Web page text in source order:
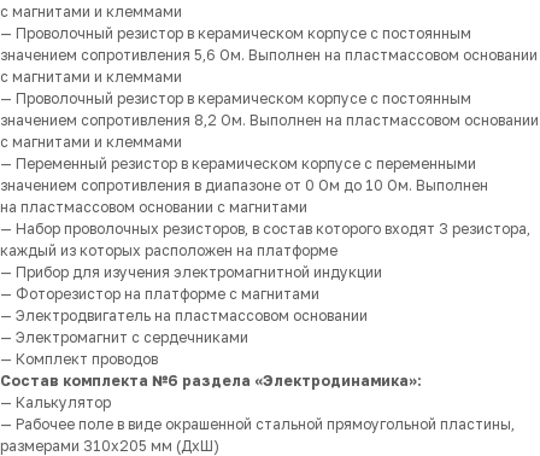
с магнитами и клеммами
— Проволочный резистор в керамическом корпусе с постоянным
значением сопротивления 5,6 Ом. Выполнен на пластмассовом основании
с магнитами и клеммами
— Проволочный резистор в керамическом корпусе с постоянным
значением сопротивления 8,2 Ом. Выполнен на пластмассовом основании
с магнитами и клеммами
— Переменный резистор в керамическом корпусе с переменными
значением сопротивления в диапазоне от 0 Ом до 10 Ом. Выполнен
на пластмассовом основании с магнитами
— Набор проволочных резисторов, в состав которого входят 3 резистора,
каждый из которых расположен на платформе
— Прибор для изучения электромагнитной индукции
— Фоторезистор на платформе с магнитами
— Электродвигатель на пластмассовом основании
— Электромагнит с сердечниками
— Комплект проводов
Состав комплекта №6 раздела «Электродинамика»:
— Калькулятор
— Рабочее поле в виде окрашенной стальной прямоугольной пластины,
размерами 310х205 мм (ДхШ)